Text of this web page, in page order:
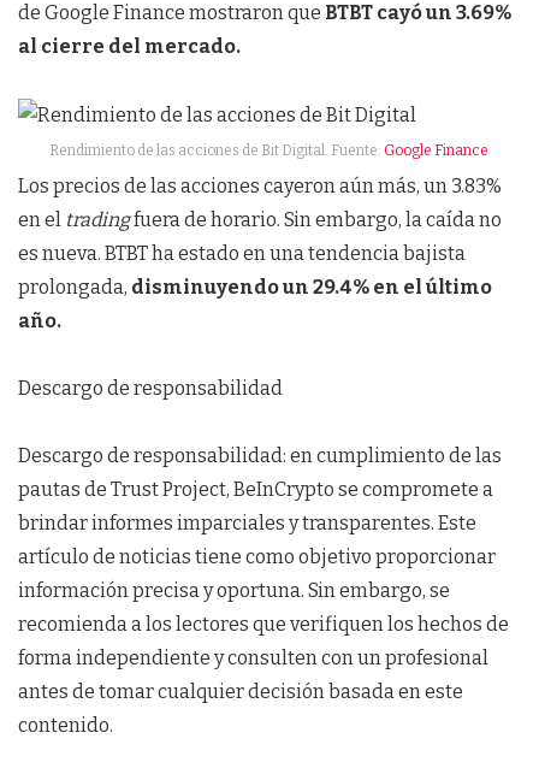
de Google Finance mostraron que BTBT cayó un 3.69%
al cierre del mercado.
Rendimiento de las acciones de Bit Digital. Fuente: Google Finance
Los precios de las acciones cayeron aún más, un 3.83%
en el tradingfuera de horario. Sin embargo, la caída no
es nueva. BTBT ha estado en una tendencia bajista
prolongada, disminuyendo un 29.4% en el último
año.
Descargo de responsabilidad
Descargo de responsabilidad: en cumplimiento de las
pautas de Trust Project, BeInCrypto se compromete a
brindar informes imparciales y transparentes. Este
artículo de noticias tiene como objetivo proporcionar
información precisa y oportuna. Sin embargo, se
recomienda a los lectores que verifiquen los hechos de
forma independiente y consulten con un profesional
antes de tomar cualquier decisión basada en este
contenido.